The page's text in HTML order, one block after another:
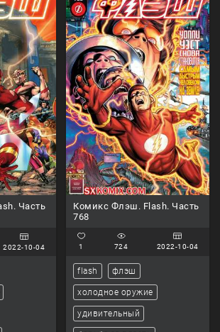
Часть
2022-10-04
Комикс Флэш. Flash. Часть
768
1 724 2022-10-04
flash флэш
холодное оружие
удивительный